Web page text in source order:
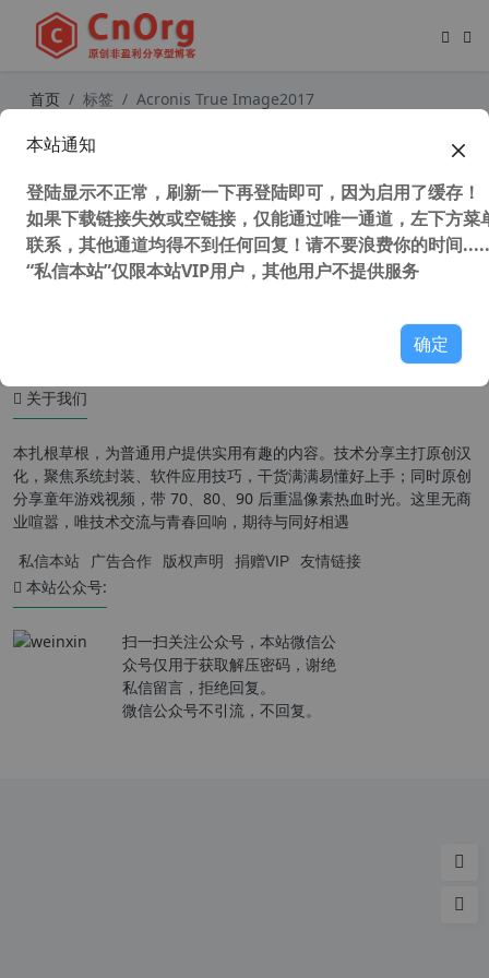
首页 标签 Acronis True Image2017
ffice (系统备份恢复软件) 32/64位
关于我们
本扎根草根，为普通用户提供实用有趣的内容。技术分享主打原创汉
化，聚焦系统封装、软件应用技巧，干货满满易懂好上手；同时原创
分享童年游戏视频，带 70、80、90 后重温像素热血时光。这里无商
业喧嚣，唯技术交流与青春回响，期待与同好相遇
私信本站 广告合作 版权声明 捐赠VIP 友情链接
本站公众号:
扫一扫关注公众号，本站微信公
众号仅用于获取解压密码，谢绝
私信留言，拒绝回复。
微信公众号不引流，不回复。
本站通知
登陆显示不正常，刷新一下再登陆即可，因为启用了缓存！
如果下载链接失效或空链接，仅能通过唯一通道，左下方菜
联系，其他通道均得不到任何回复！请不要浪费你的时间
“私信本站”仅限本站VIP用户，其他用户不提供服务
确定